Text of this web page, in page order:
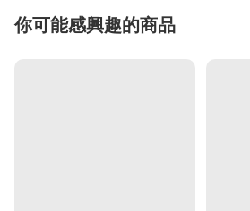
你可能感興趣的商品